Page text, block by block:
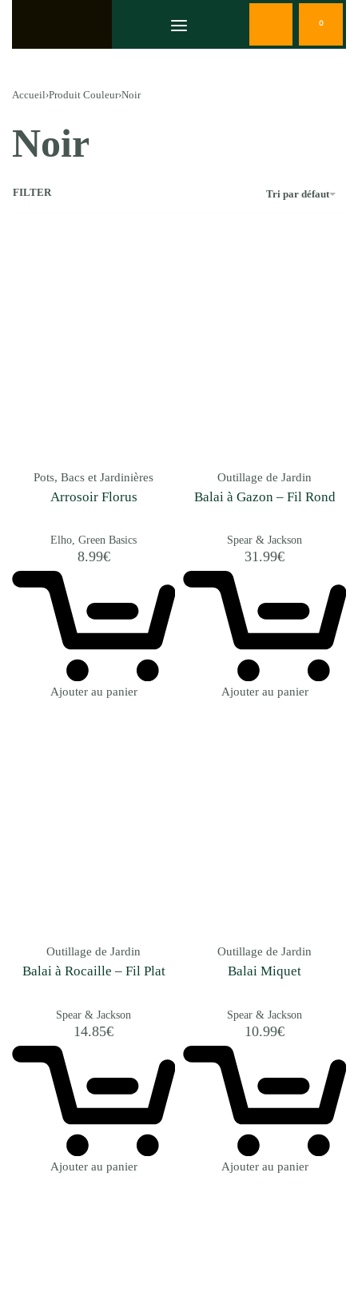
0
Accueil›Produit Couleur›Noir
Noir
Tri par défaut
FILTER
Pots, Bacs et Jardinières
Arrosoir Florus
Elho Green Basics
8.99€
Ajouter au panier
Outillage de Jardin
Balai à Gazon – Fil Rond
Spear & Jackson
31.99€
Ajouter au panier
Outillage de Jardin
Balai à Rocaille – Fil Plat
Spear & Jackson
14.85€
Ajouter au panier
Outillage de Jardin
Balai Miquet
Spear & Jackson
10.99€
Ajouter au panier